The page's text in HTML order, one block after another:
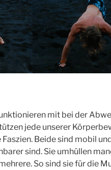
mit bei der
jede unserer
Beide sind mobil
sind. Sie umhüllen
So sind sie für die